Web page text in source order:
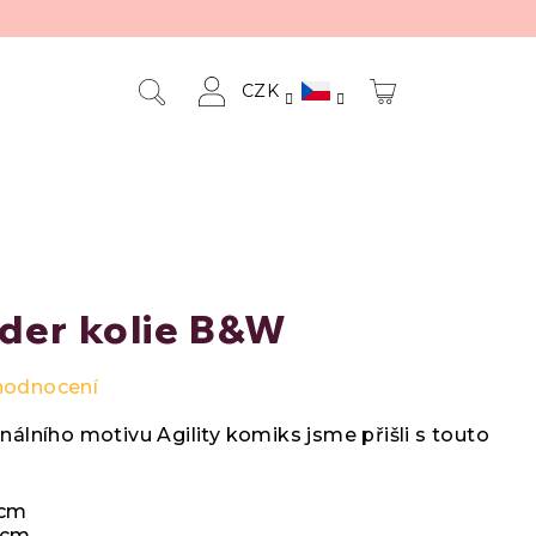
CZK
NÁKUPNÍ
kolie B&W
motivu Agility komiks jsme přišli s touto